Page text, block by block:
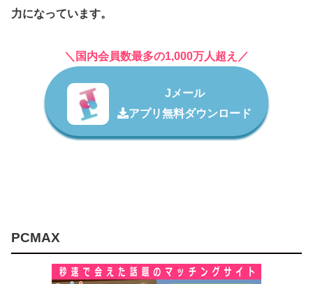
力になっています。
＼国内会員数最多の1,000万人超え／
Jメール
アプリ無料ダウンロード
PCMAX